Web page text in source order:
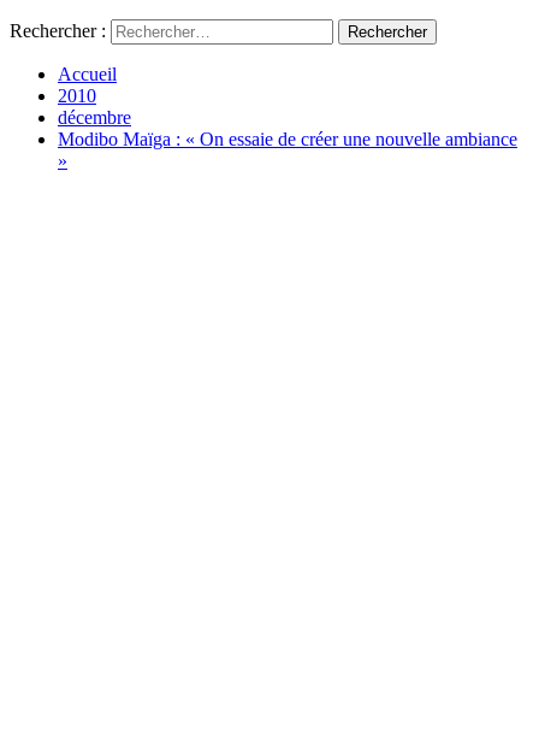
Rechercher :
Accueil
2010
décembre
Modibo Maïga : « On essaie de créer une nouvelle ambiance
»